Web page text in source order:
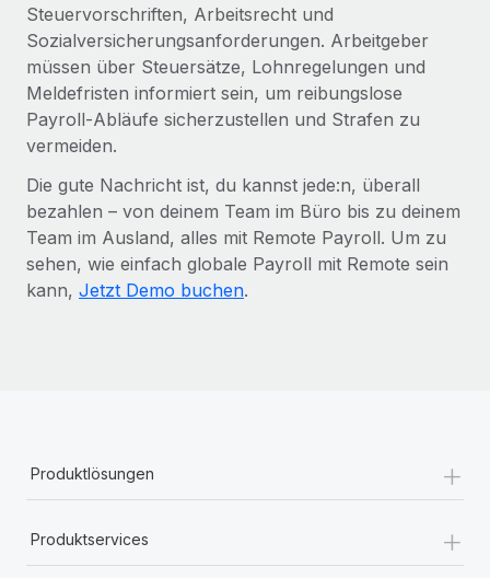
Steuervorschriften, Arbeitsrecht und
Sozialversicherungsanforderungen. Arbeitgeber
müssen über Steuersätze, Lohnregelungen und
Meldefristen informiert sein, um reibungslose
Payroll‑Abläufe sicherzustellen und Strafen zu
vermeiden.
Die gute Nachricht ist, du kannst jede:n, überall
bezahlen – von deinem Team im Büro bis zu deinem
Team im Ausland, alles mit Remote Payroll. Um zu
sehen, wie einfach globale Payroll mit Remote sein
kann, Jetzt Demo buchen.
Produktlösungen +
Produktservices +